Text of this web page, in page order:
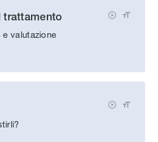
trattamento
valutazione
 
 